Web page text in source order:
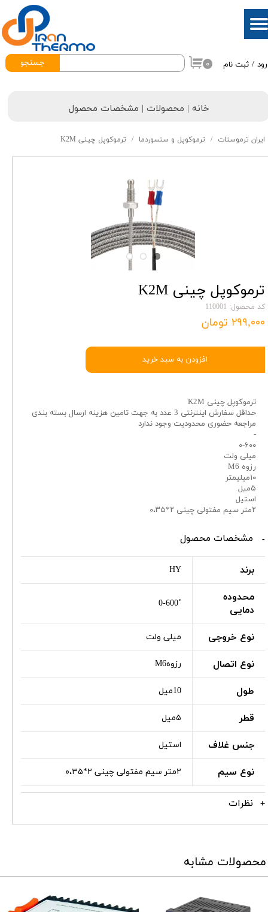
/ ثبت نام
حساب کاربری من
خروج از حساب کاربری
جستجو ۰
خانه | محصولات | مشخصات محصول
ایران ترموستات ترموکوپل و سنسوردما ترموکوپل چینی K2M
ترموکوپل چینی K2M
کد محصول: 110001
۲۹۹,۰۰۰ تومان
افزودن به سبد خرید
ترموکوپل چینی K2M
حداقل سفارش اینترنتی 3 عدد به جهت تامین هزینه ارسال بسته بندی
مراجعه حضوری محدودیت وجود ندارد
-
۰-۶۰۰
میلی ولت
رزوه M6
۱۰میلیمتر
۵میل
استیل
۲متر سیم مفتولی چینی ۲*۰،۳۵
مشخصات محصول
برند HY
محدوده
دمایی
˚0-600
نوع خروجی میلی ولت
نوع اتصال رزوهM6
طول 10میل
قطر ۵میل
جنس غلاف استیل
نوع سیم ۲متر سیم مفتولی چینی ۲*۰،۳۵
نظرات
محصولات مشابه